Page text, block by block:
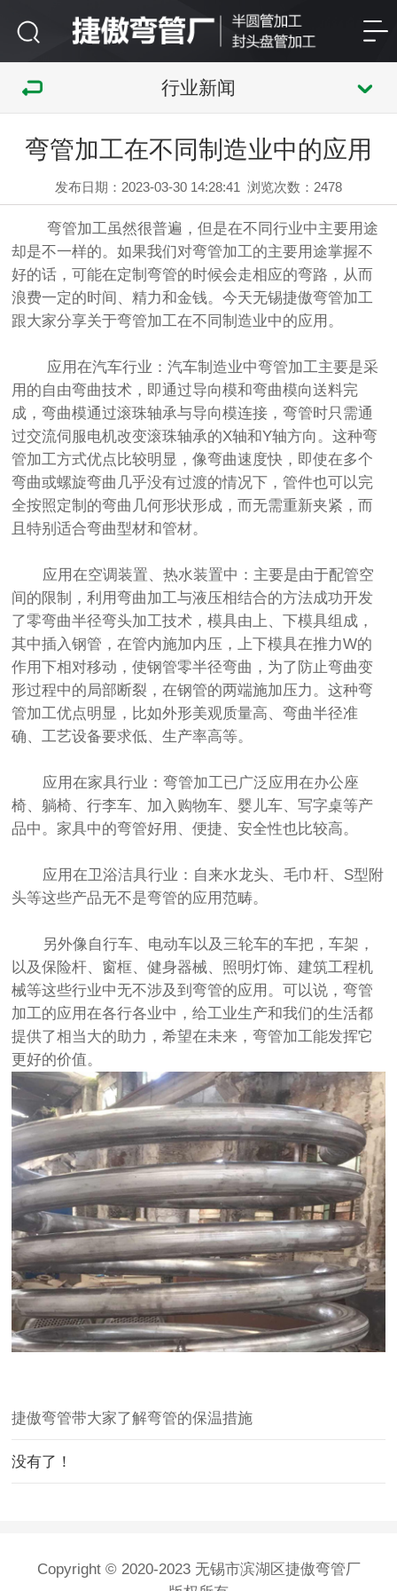
行业新闻
弯管加工在不同制造业中的应用
发布日期：2023-03-30 14:28:41 浏览次数： 2478
弯管加工虽然很普遍，但是在不同行业中主要用途
却是不一样的。如果我们对弯管加工的主要用途掌握不
好的话，可能在定制弯管的时候会走相应的弯路，从而
浪费一定的时间、精力和金钱。今天无锡捷傲弯管加工
跟大家分享关于弯管加工在不同制造业中的应用。
应用在汽车行业：汽车制造业中弯管加工主要是采
用的自由弯曲技术，即通过导向模和弯曲模向送料完
成，弯曲模通过滚珠轴承与导向模连接，弯管时只需通
过交流伺服电机改变滚珠轴承的X轴和Y轴方向。这种弯
管加工方式优点比较明显，像弯曲速度快，即使在多个
弯曲或螺旋弯曲几乎没有过渡的情况下，管件也可以完
全按照定制的弯曲几何形状形成，而无需重新夹紧，而
且特别适合弯曲型材和管材。
应用在空调装置、热水装置中：主要是由于配管空
间的限制，利用弯曲加工与液压相结合的方法成功开发
了零弯曲半径弯头加工技术，模具由上、下模具组成，
其中插入钢管，在管内施加内压，上下模具在推力W的
作用下相对移动，使钢管零半径弯曲，为了防止弯曲变
形过程中的局部断裂，在钢管的两端施加压力。这种弯
管加工优点明显，比如外形美观质量高、弯曲半径准
确、工艺设备要求低、生产率高等。
应用在家具行业：弯管加工已广泛应用在办公座
椅、躺椅、行李车、加入购物车、婴儿车、写字桌等产
品中。家具中的弯管好用、便捷、安全性也比较高。
应用在卫浴洁具行业：自来水龙头、毛巾杆、S型附
头等这些产品无不是弯管的应用范畴。
另外像自行车、电动车以及三轮车的车把，车架，
以及保险杆、窗框、健身器械、照明灯饰、建筑工程机
械等这些行业中无不涉及到弯管的应用。可以说，弯管
加工的应用在各行各业中，给工业生产和我们的生活都
提供了相当大的助力，希望在未来，弯管加工能发挥它
更好的价值。
捷傲弯管带大家了解弯管的保温措施
没有了！
Copyright © 2020-2023 无锡市滨湖区捷傲弯管厂